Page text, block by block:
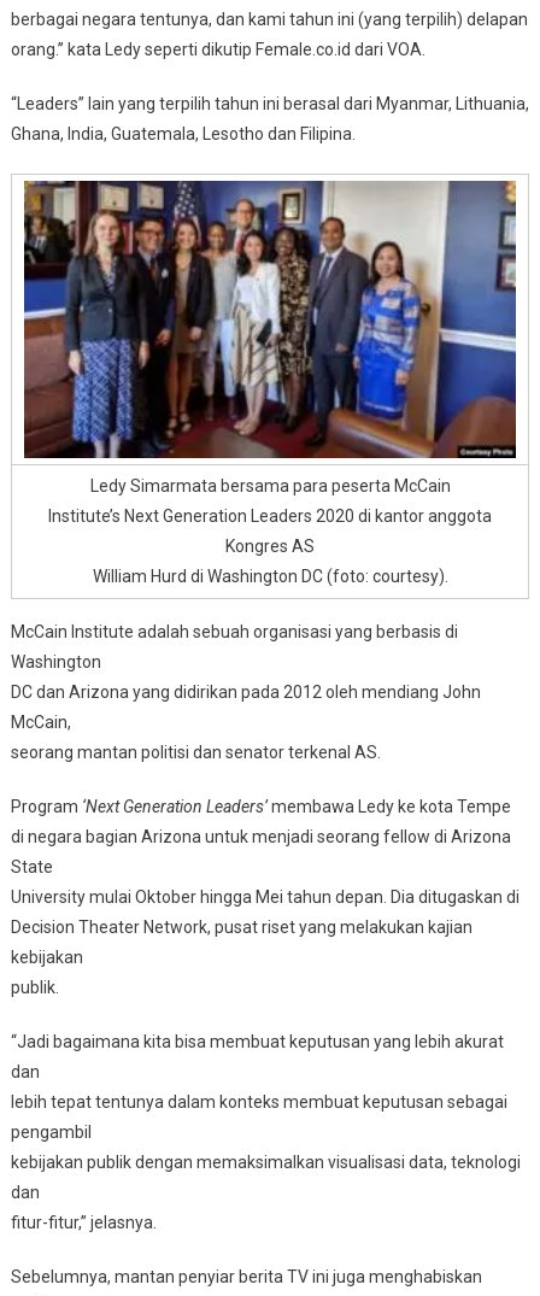
berbagai negara tentunya, dan kami tahun ini (yang terpilih) delapan
orang.” kata Ledy seperti dikutip Female.co.id dari VOA.
“Leaders” lain yang terpilih tahun ini berasal dari Myanmar, Lithuania,
Ghana, India, Guatemala, Lesotho dan Filipina.
Ledy Simarmata bersama para peserta McCain
Institute’s Next Generation Leaders 2020 di kantor anggota
Kongres AS
William Hurd di Washington DC (foto: courtesy).
McCain Institute adalah sebuah organisasi yang berbasis di
Washington
DC dan Arizona yang didirikan pada 2012 oleh mendiang John
McCain,
seorang mantan politisi dan senator terkenal AS.
Program ‘Next Generation Leaders’membawa Ledy ke kota Tempe
di negara bagian Arizona untuk menjadi seorang fellow di Arizona
State
University mulai Oktober hingga Mei tahun depan. Dia ditugaskan di
Decision Theater Network, pusat riset yang melakukan kajian
kebijakan
publik.
“Jadi bagaimana kita bisa membuat keputusan yang lebih akurat
dan
lebih tepat tentunya dalam konteks membuat keputusan sebagai
pengambil
kebijakan publik dengan memaksimalkan visualisasi data, teknologi
dan
fitur-fitur,” jelasnya.
Sebelumnya, mantan penyiar berita TV ini juga menghabiskan